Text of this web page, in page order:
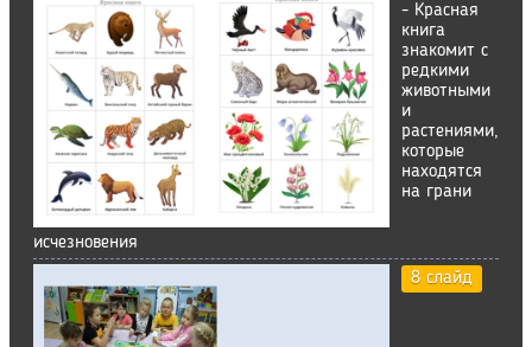
- Красная
книга
знакомит с
редкими
животными
и
растениями,
которые
находятся
на грани
исчезновения
8 слайд